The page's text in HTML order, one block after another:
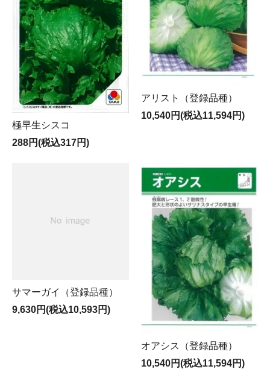
極早生シスコ
288円(税込317円)
アリスト（登録品種）
10,540円(税込11,594円)
サマーガイ（登録品種）
9,630円(税込10,593円)
オアシス（登録品種）
10,540円(税込11,594円)